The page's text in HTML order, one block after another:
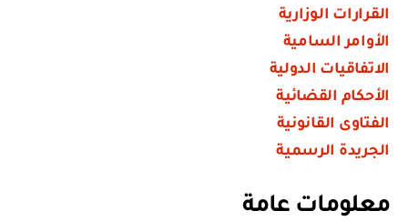
القرارات الوزارية
الأوامر السامية
الاتفاقيات الدولية
الأحكام القضائية
الفتاوى القانونية
الجريدة الرسمية
معلومات عامة